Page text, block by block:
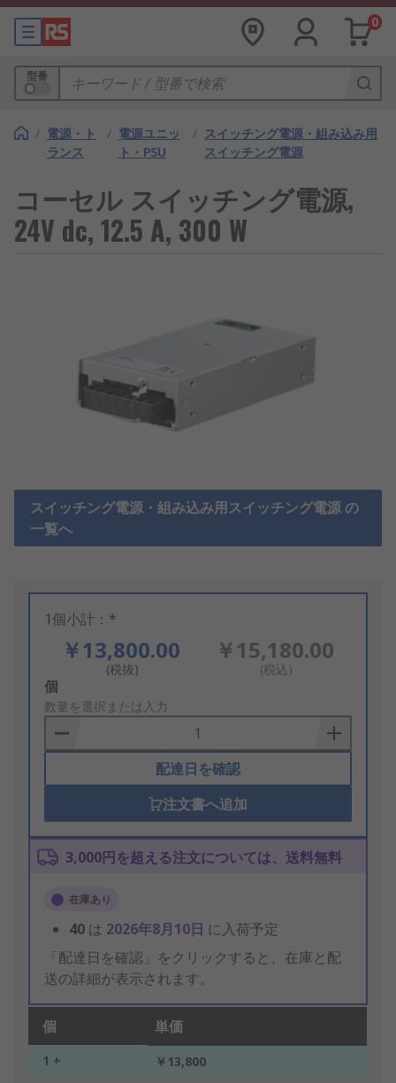
0
型番
/ 電源・ト
ランス
/ 電源ユニッ
ト・PSU
/ スイッチング電源・組み込み用
スイッチング電源
コーセル スイッチング電源,
24V dc, 12.5 A, 300 W
スイッチング電源・組み込み用スイッチング電源 の
一覧へ
1個小計：*
￥13,800.00
(税抜)
￥15,180.00
(税込)
Add
to
Basket
個
数量を選択または入力
配達日を確認
注文書へ追加
3,000円を超える注文については、送料無料
在庫あり
40 は 2026年8月10日 に入荷予定
「配達日を確認」をクリックすると、在庫と配
送の詳細が表示されます。
個 単価
1 + ￥13,800